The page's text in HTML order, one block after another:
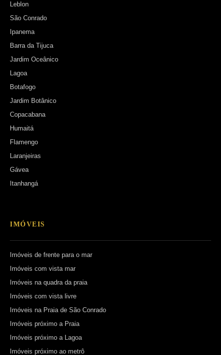
Leblon
São Conrado
Ipanema
Barra da Tijuca
Jardim Oceânico
Lagoa
Botafogo
Jardim Botânico
Copacabana
Humaitá
Flamengo
Laranjeiras
Gávea
Itanhangá
IMÓVEIS
Imóveis de frente para o mar
Imóveis com vista mar
Imóveis na quadra da praia
Imóveis com vista livre
Imóveis na Praia de São Conrado
Imóveis próximo a Praia
Imóveis próximo a Lagoa
Imóveis próximo ao metrô